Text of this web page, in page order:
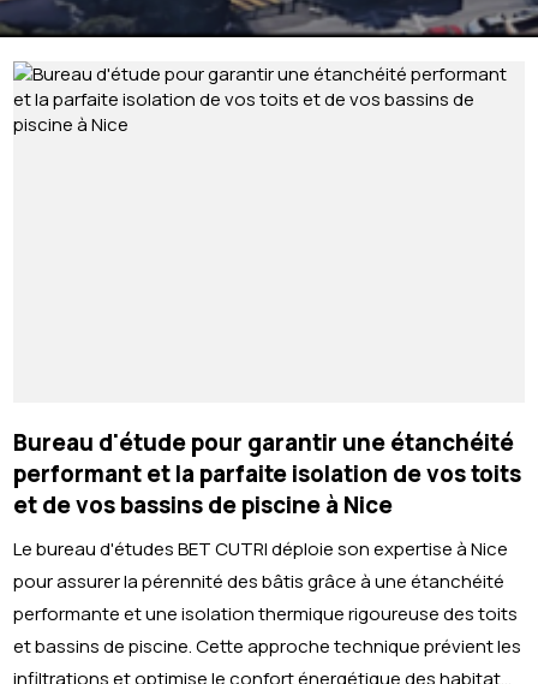
Bureau d'étude pour garantir une étanchéité
performant et la parfaite isolation de vos toits
et de vos bassins de piscine à Nice
Le bureau d'études BET CUTRI déploie son expertise à Nice
pour assurer la pérennité des bâtis grâce à une étanchéité
performante et une isolation thermique rigoureuse des toits
et bassins de piscine. Cette approche technique prévient les
infiltrations et optimise le confort énergétique des habitat...